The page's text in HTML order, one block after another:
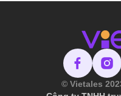
© Vietales